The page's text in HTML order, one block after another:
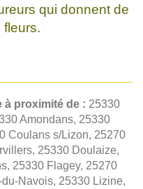
qui donnent de
à proximité de : 25330
Amondans, 25330
Coulans s/Lizon, 25270
25330 Doulaize,
25330 Flagey, 25270
Navois, 25330 Lizine,